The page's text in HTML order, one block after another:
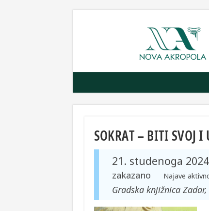
SOKRAT – BITI SVOJ I
21. studenoga 2024
zakazano Najave
Gradska knjižnica